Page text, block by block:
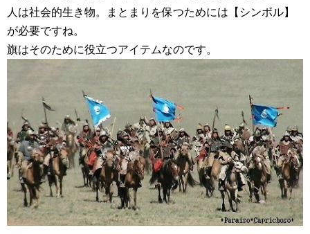
人は社会的生き物。まとまりを保つためには【シンボル】
が必要ですね。
旗はそのために役立つアイテムなのです。